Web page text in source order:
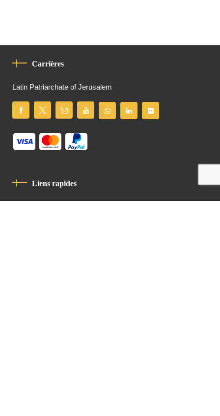
Carrières
Latin Patriarchate of Jerusalem
Liens rapides